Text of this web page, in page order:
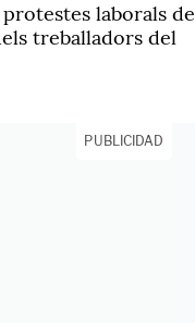
laborals de
treballadors del
PUBLICIDAD